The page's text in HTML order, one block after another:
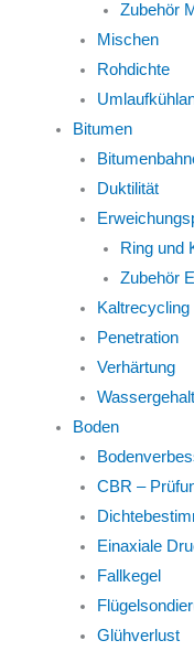
Zubehör
Mischen
Rohdichte
Bitumen
Duktilität
Ring und
Zubehör
Kaltrecycling
Penetration
Verhärtung
Wassergehalt
Boden
CBR –
Einaxiale
Fallkegel
Glühverlust